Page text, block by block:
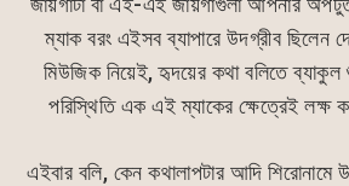
ম্যাক বরং এইসব ব্যাপারে উদগ্রীব ছিলেন
মিউজিক নিয়েই, হৃদয়ের কথা বলিতে ব্যাকুল
পরিস্থিতি এক এই ম্যাকের ক্ষেত্রেই লক্ষ
এইবার বলি, কেন কথালাপটার আদি শিরোনামে